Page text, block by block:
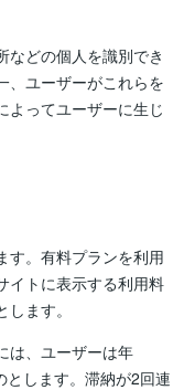
などの個人を識別でき
、ユーザーがこれらを
よってユーザーに生じ
す。有料プランを利用
イトに表示する利用料
ます。
は、ユーザーは年
とします。滞納が2回連